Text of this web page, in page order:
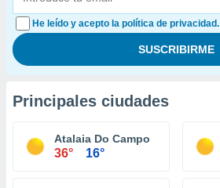
He leído y acepto la política de privacidad.
Principales ciudades
Atalaia Do Campo
36° 16°